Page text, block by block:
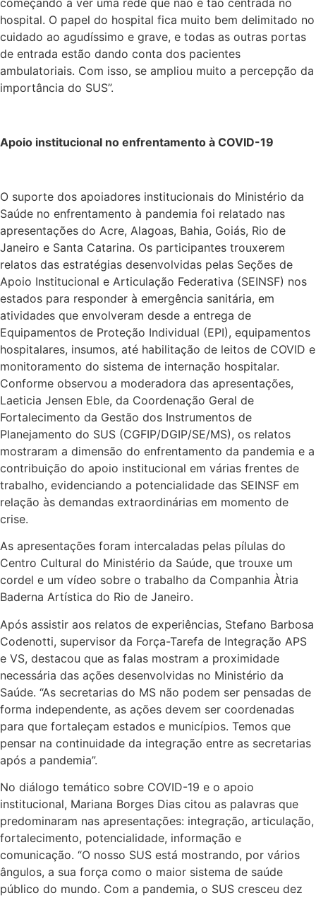
começando a ver uma rede que não é tão centrada no
hospital. O papel do hospital fica muito bem delimitado no
cuidado ao agudíssimo e grave, e todas as outras portas
de entrada estão dando conta dos pacientes
ambulatoriais. Com isso, se ampliou muito a percepção da
importância do SUS”.
Apoio institucional no enfrentamento à COVID-19
O suporte dos apoiadores institucionais do Ministério da
Saúde no enfrentamento à pandemia foi relatado nas
apresentações do Acre, Alagoas, Bahia, Goiás, Rio de
Janeiro e Santa Catarina. Os participantes trouxerem
relatos das estratégias desenvolvidas pelas Seções de
Apoio Institucional e Articulação Federativa (SEINSF) nos
estados para responder à emergência sanitária, em
atividades que envolveram desde a entrega de
Equipamentos de Proteção Individual (EPI), equipamentos
hospitalares, insumos, até habilitação de leitos de COVID e
monitoramento do sistema de internação hospitalar.
Conforme observou a moderadora das apresentações,
Laeticia Jensen Eble, da Coordenação Geral de
Fortalecimento da Gestão dos Instrumentos de
Planejamento do SUS (CGFIP/DGIP/SE/MS), os relatos
mostraram a dimensão do enfrentamento da pandemia e a
contribuição do apoio institucional em várias frentes de
trabalho, evidenciando a potencialidade das SEINSF em
relação às demandas extraordinárias em momento de
crise.
As apresentações foram intercaladas pelas pílulas do
Centro Cultural do Ministério da Saúde, que trouxe um
cordel e um vídeo sobre o trabalho da Companhia Àtria
Baderna Artística do Rio de Janeiro.
Após assistir aos relatos de experiências, Stefano Barbosa
Codenotti, supervisor da Força-Tarefa de Integração APS
e VS, destacou que as falas mostram a proximidade
necessária das ações desenvolvidas no Ministério da
Saúde. “As secretarias do MS não podem ser pensadas de
forma independente, as ações devem ser coordenadas
para que fortaleçam estados e municípios. Temos que
pensar na continuidade da integração entre as secretarias
após a pandemia”.
No diálogo temático sobre COVID-19 e o apoio
institucional, Mariana Borges Dias citou as palavras que
predominaram nas apresentações: integração, articulação,
fortalecimento, potencialidade, informação e
comunicação. “O nosso SUS está mostrando, por vários
ângulos, a sua força como o maior sistema de saúde
público do mundo. Com a pandemia, o SUS cresceu dez